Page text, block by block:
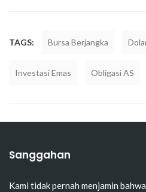
TAGS: Bursa Berjangka
Investasi Emas Obligasi AS
Sanggahan
Kami tidak pernah menjamin